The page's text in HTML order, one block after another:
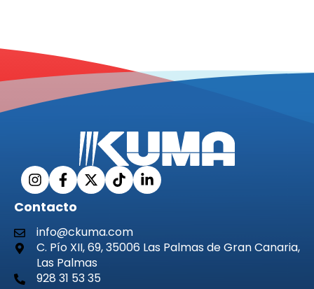
Contacto
info@ckuma.com
C. Pío XII, 69, 35006 Las Palmas de Gran Canaria,
Las Palmas
928 31 53 35